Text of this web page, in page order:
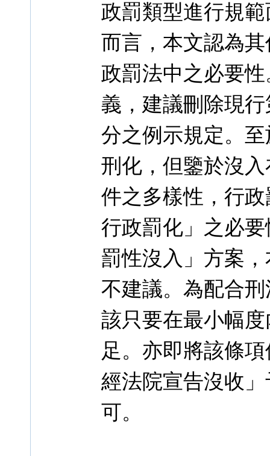
政罰類型進行規
而言，本文認為
政罰法中之必要
義，建議刪除現
分之例示規定。
刑化，但鑒於沒
件之多樣性，行
行政罰化」之必
罰性沒入」方案
不建議。為配合
該只要在最小幅
足。亦即將該條
經法院宣告沒收
可。